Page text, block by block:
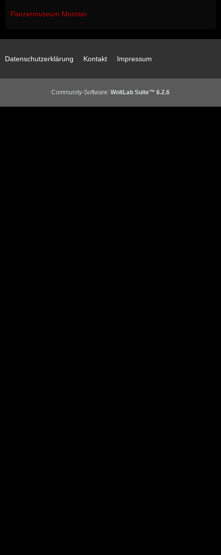
Panzermuseum Munster
Datenschutzerklärung Kontakt Impressum
Community-Software: WoltLab Suite™ 6.2.6